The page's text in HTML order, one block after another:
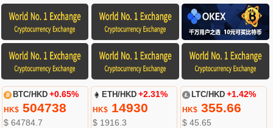
BTC/HKD +0.65%
HK$504738
$ 64784.7
ETH/HKD +2.31%
HK$ 14930
$ 1916.3
LTC/HKD +1.42%
HK$355.66
$ 45.65